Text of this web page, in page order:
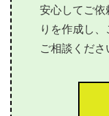
安心してご
りを作成し
ご相談くださ